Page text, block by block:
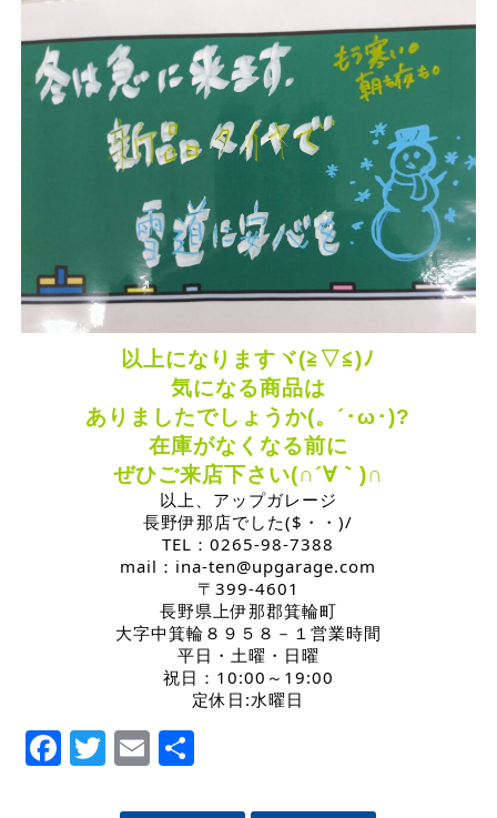
以上になりますヾ(≧▽≦)ﾉ
気になる商品は
ありましたでしょうか(。´･ω･)?
在庫がなくなる前に
ぜひご来店下さい(∩´∀｀)∩
以上、アップガレージ
長野伊那店でした($・・)/
TEL：0265-98-7388
mail：ina-ten@upgarage.com
〒399-4601
長野県上伊那郡箕輪町
大字中箕輪８９５８－１ 営業時間
平日・土曜・日曜
祝日：10:00～19:00
定休日:水曜日
Facebook
Twitter
EmailShare